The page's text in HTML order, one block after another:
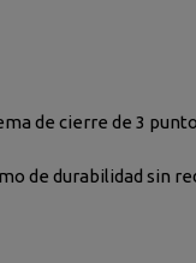
de cierre de 3
de durabilidad sin